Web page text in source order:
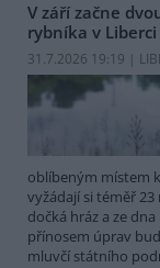
V září začne
rybníka v Liberci
31.7.2026 19:19 |
oblíbeným místem
vyžádají si téměř
dočká hráz a ze
přínosem úprav
mluvčí státního